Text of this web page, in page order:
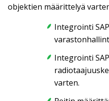
objektien määrittelyä
Integrointi
Integrointi
varten.